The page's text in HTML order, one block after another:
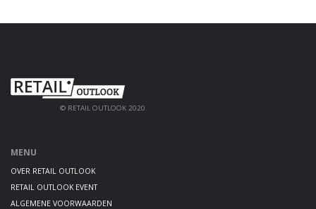
© RETAIL OUTLOOK 2020
MENU
OVER RETAIL OUTLOOK
RETAIL OUTLOOK EVENT
ALGEMENE VOORWAARDEN